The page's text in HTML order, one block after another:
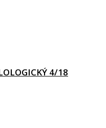
4/18